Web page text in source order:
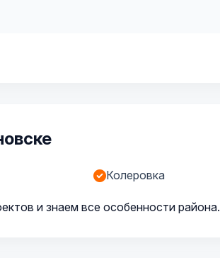
Колеровка
и знаем все особенности района.